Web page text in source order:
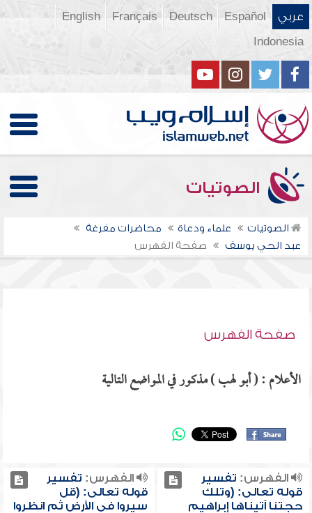
عربي Español
Deutsch
Français
English
Indonesia
الصوتيات
الصوتيات علماء ودعاة
محاضرات مفرغة
عبد الحي يوسف
صفحة الفهرس
صفحة الفهرس
الأعلام : ( أبو لهب ) مذكور في المواضع التالية
الفهرس: تفسير
قوله تعالى: (وتلك
حجتنا آتيناها إبراهيم
الفهرس: تفسير
قوله تعالى: (قل
سيروا في الأرض ثم انظروا